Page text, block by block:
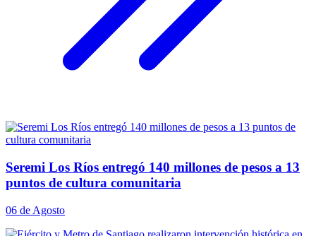
Seremi Los Ríos entregó 140 millones de pesos a 13
puntos de cultura comunitaria
06 de Agosto